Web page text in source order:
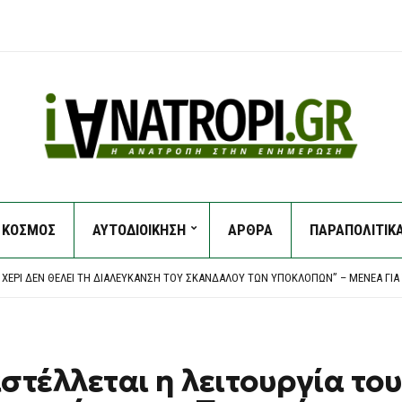
ΚΟΣΜΟΣ ΑΥΤΟΔΙΟΙΚΗΣΗ ΑΡΘΡΑ
ΠΆΝΩ ΑΠΌ 56.000 ΤΑΞΙΔΙΏΤΕΣ ΦΕΎΓΟΥΝ ΣΉΜΕΡΑ ΓΙΑ ΤΑ ΝΗΣΙΆ
ΔΕΝ ΘΈΛΕΙ ΤΗ ΔΙΑΛΕΎΚΑΝΣΗ ΤΟΥ ΣΚΑΝΔΆΛΟΥ ΤΩΝ ΥΠΟΚΛΟΠΏΝ” – ΜΈΝΕΑ
ΕΝΑΈΡΙΕΣ ΚΑΙ ΕΠΊΓΕΙΕΣ ΔΥΝΆΜΕΙΣ
ΠΆΝΩ ΑΠΌ 56.000 ΤΑΞΙΔΙΏΤΕΣ ΦΕΎΓΟΥΝ ΣΉΜΕΡΑ ΓΙΑ ΤΑ ΝΗΣΙΆ
η λειτουργία του